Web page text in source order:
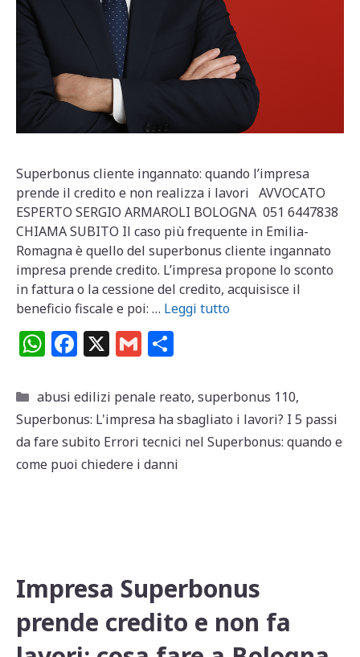
Superbonus cliente ingannato: quando l’impresa
prende il credito e non realizza i lavori AVVOCATO
ESPERTO SERGIO ARMAROLI BOLOGNA 051 6447838
CHIAMA SUBITO Il caso più frequente in Emilia-
Romagna è quello del superbonus cliente ingannato
impresa prende credito. L’impresa propone lo sconto
in fattura o la cessione del credito, acquisisce il
beneficio fiscale e poi: … Leggi tutto
W
at
s
A
p
F
c
e
b
o
X G
ai
l
n
di
vi
di
Categorie
abusi edilizi penale reato, superbonus 110,
Superbonus: L'impresa ha sbagliato i lavori? I 5 passi
da fare subito Errori tecnici nel Superbonus: quando e
come puoi chiedere i danni
Impresa Superbonus
prende credito e non fa